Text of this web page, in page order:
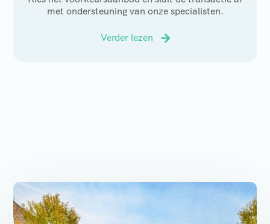
met ondersteuning van onze specialisten.
Verder lezen